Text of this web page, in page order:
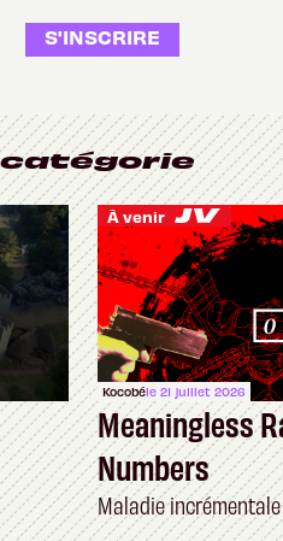
S'INSCRIRE
catégorie
À venir
Kocobéle 21 juillet 2026
Meaningless
Numbers
Maladie incrémentale